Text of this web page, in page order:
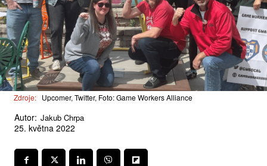
Zdroje: Upcomer, Twitter, Foto: Game Workers Alliance
Autor: Jakub Chrpa
25. května 2022